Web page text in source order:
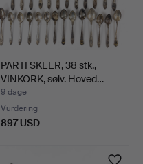
PARTI SKEER, 38 stk.,
VINKORK, sølv. Hoved…
9 dage
Vurdering
897 USD